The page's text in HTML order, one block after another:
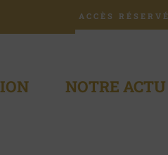
ACCÈS RÉSERVÉ
NOTRE ACTU